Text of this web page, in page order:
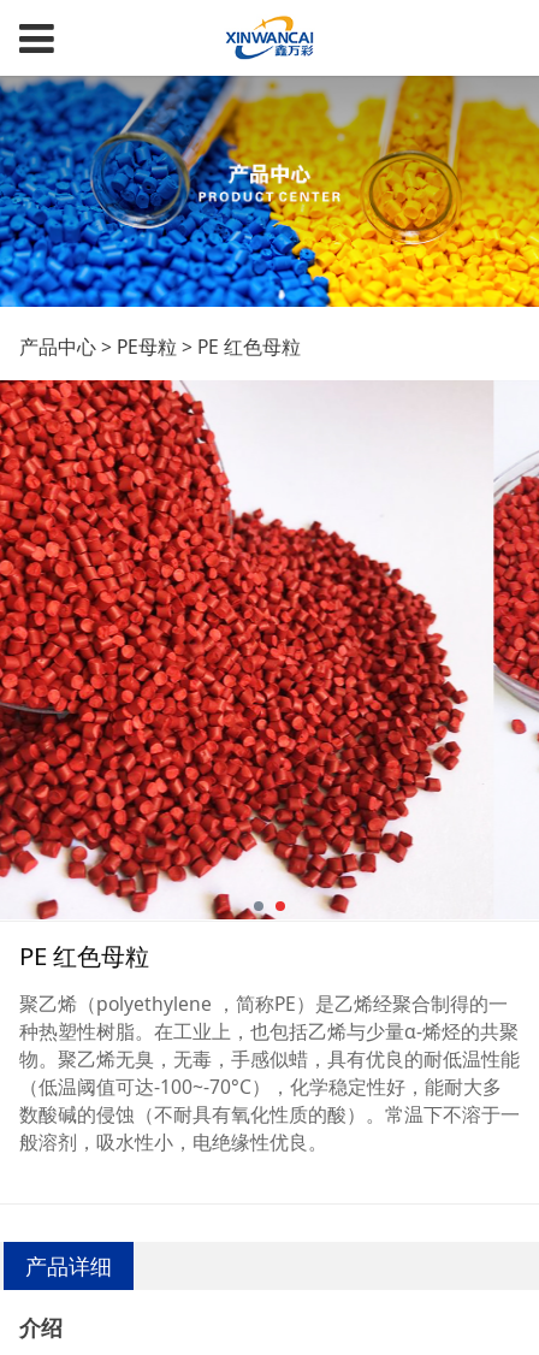
PE 红色母粒
产品中心> PE母粒 > PE 红色母粒
PE 红色母粒
聚乙烯（polyethylene ，简称PE）是乙烯经聚合制得的一
种热塑性树脂。在工业上，也包括乙烯与少量α-烯烃的共聚
物。聚乙烯无臭，无毒，手感似蜡，具有优良的耐低温性能
（低温阈值可达-100~-70°C），化学稳定性好，能耐大多
数酸碱的侵蚀（不耐具有氧化性质的酸）。常温下不溶于一
般溶剂，吸水性小，电绝缘性优良。
产品详细
介绍